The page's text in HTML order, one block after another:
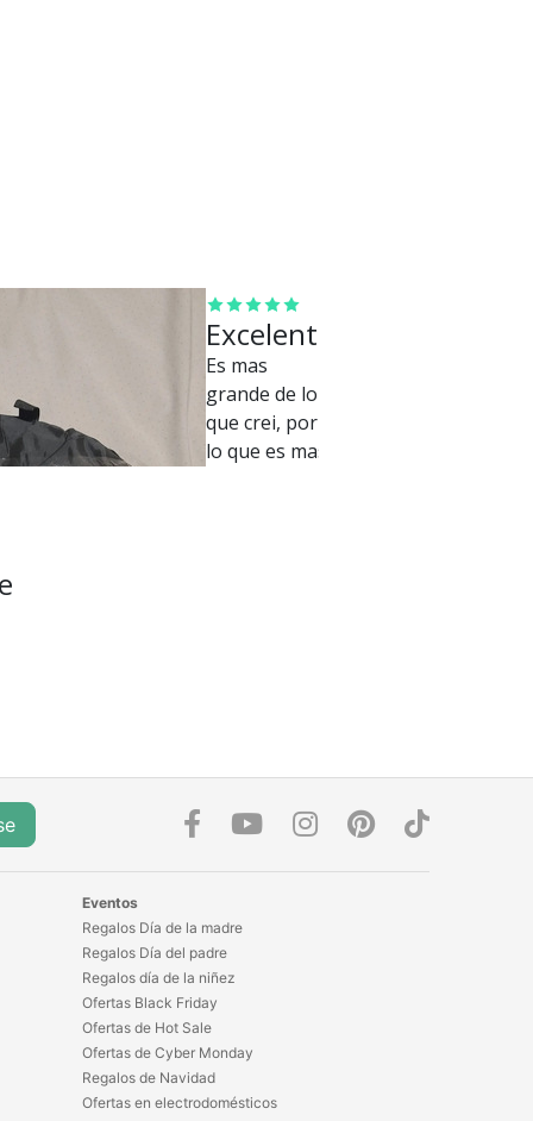
Excelente
Es mas
grande de lo
que crei, por
lo que es mas
bien jaja.
Eventos
Regalos Día de la madre
Regalos Día del padre
Regalos día de la niñez
Ofertas Black Friday
Ofertas de Hot Sale
Ofertas de Cyber Monday
Regalos de Navidad
Ofertas en electrodomésticos